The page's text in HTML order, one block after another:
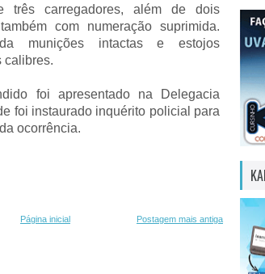
três carregadores, além de dois
com numeração suprimida.
munições intactas e estojos
calibres.
foi apresentado na Delegacia
foi instaurado inquérito policial para
ocorrência.
Postagem mais antiga
Página inicial